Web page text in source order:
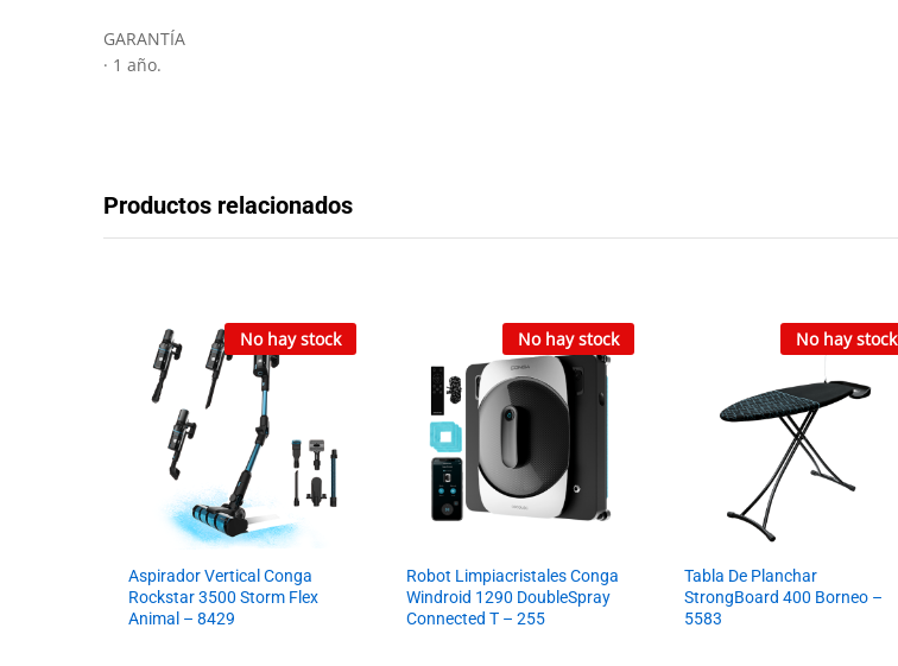
GARANTÍA
· 1 año.
Productos relacionados
No hay stock
Aspirador Vertical Conga
Rockstar 3500 Storm Flex
Animal – 8429
No hay stock
Robot Limpiacristales Conga
Windroid 1290 DoubleSpray
Connected T – 255
No hay stock
Tabla De Planchar
StrongBoard 400 Borneo –
5583